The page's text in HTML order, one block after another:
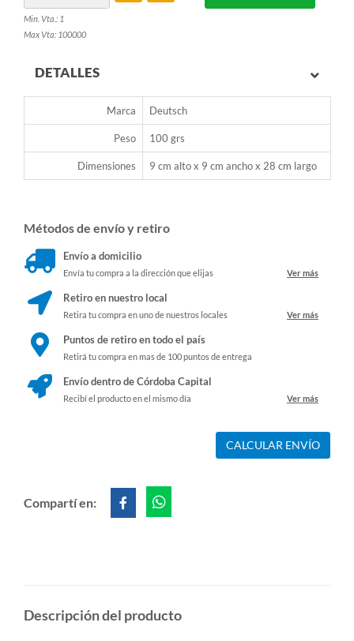
Min. Vta.: 1
Max Vta: 100000
DETALLES
Marca Deutsch
Peso 100 grs
Dimensiones 9 cm alto x 9 cm ancho x 28 cm largo
Métodos de envío y retiro
Envío a domicilio
Envía tu compra a la dirección que elijas Ver más
Retiro en nuestro local
Retira tu compra en uno de nuestros locales Ver más
Puntos de retiro en todo el país
Retirá tu compra en mas de 100 puntos de entrega
Envío dentro de Córdoba Capital
Recibí el producto en el mismo día Ver más
CALCULAR ENVÍO
Compartí en:
Descripción del producto